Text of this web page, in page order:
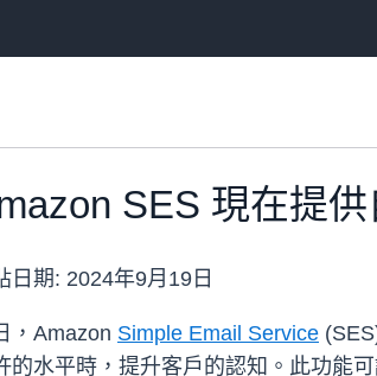
SES 現在提
日期: 2024年9月19日
，Amazon Simple Email Service
的水平時，提升客戶的認知。此功能